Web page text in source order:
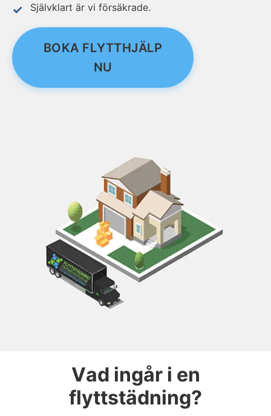
Självklart är vi försäkrade.
BOKA FLYTTHJÄLP
NU
Vad ingår i en
flyttstädning?